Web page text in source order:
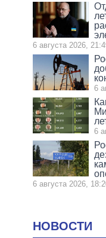
6 августа 2026,
6
6
6 августа 2026,
НОВОСТИ